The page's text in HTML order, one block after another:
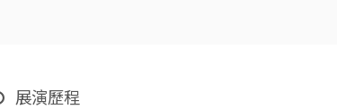
展演歷程